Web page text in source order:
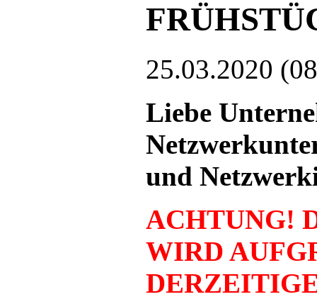
25.03.2020
Liebe
und
ACHTUNG!
WIRD